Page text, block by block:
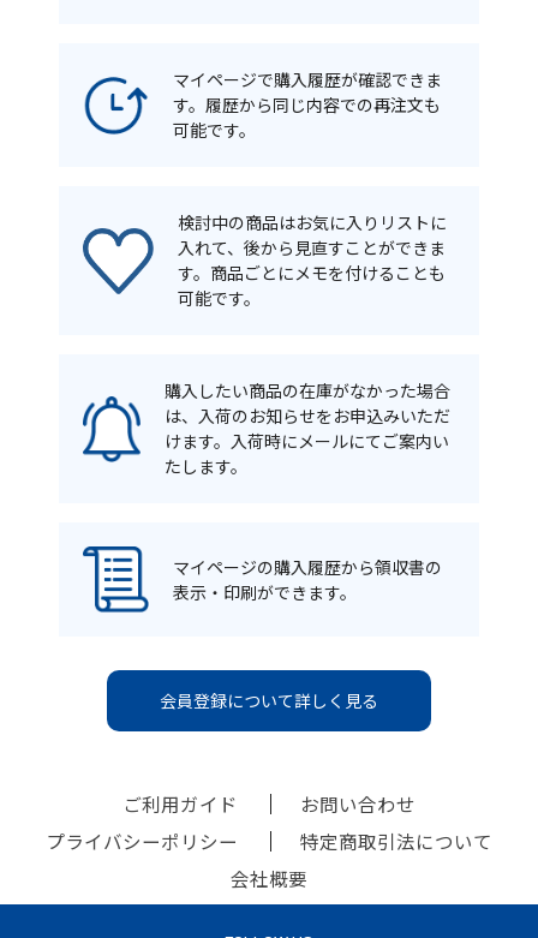
マイページで購入履歴が確認できま
す。履歴から同じ内容での再注文も
可能です。
検討中の商品はお気に入りリストに
入れて、後から見直すことができま
す。商品ごとにメモを付けることも
可能です。
購入したい商品の在庫がなかった場合
は、入荷のお知らせをお申込みいただ
けます。入荷時にメールにてご案内い
たします。
マイページの購入履歴から領収書の
表示・印刷ができます。
会員登録について詳しく見る
ご利用ガイド
お問い合わせ
プライバシーポリシー
特定商取引法について
会社概要